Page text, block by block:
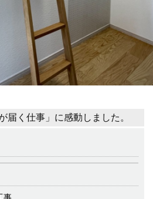
届く仕事」に感動しました。